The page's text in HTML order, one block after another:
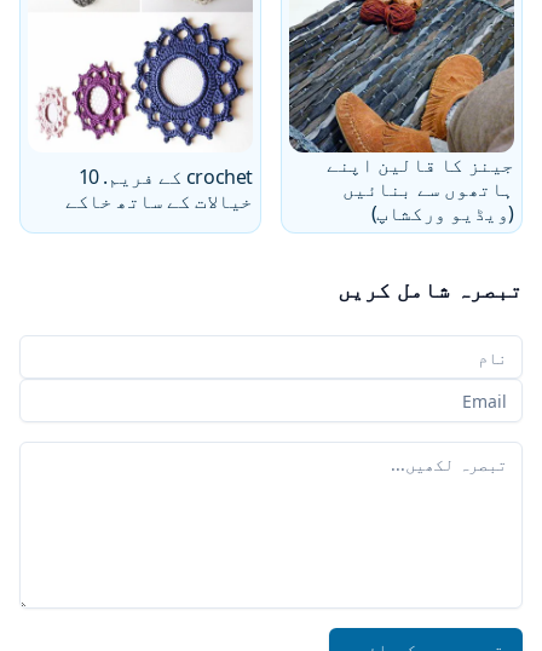
جینز کا قالین اپنے
ہاتھوں سے بنائیں
(ویڈیو ورکشاپ)
crochet کے فریم. 10
خیالات کے ساتھ خاکے
تبصرہ شامل کریں
آپ کا نام
آپ کا ای میل
آپ کا تبصرہ